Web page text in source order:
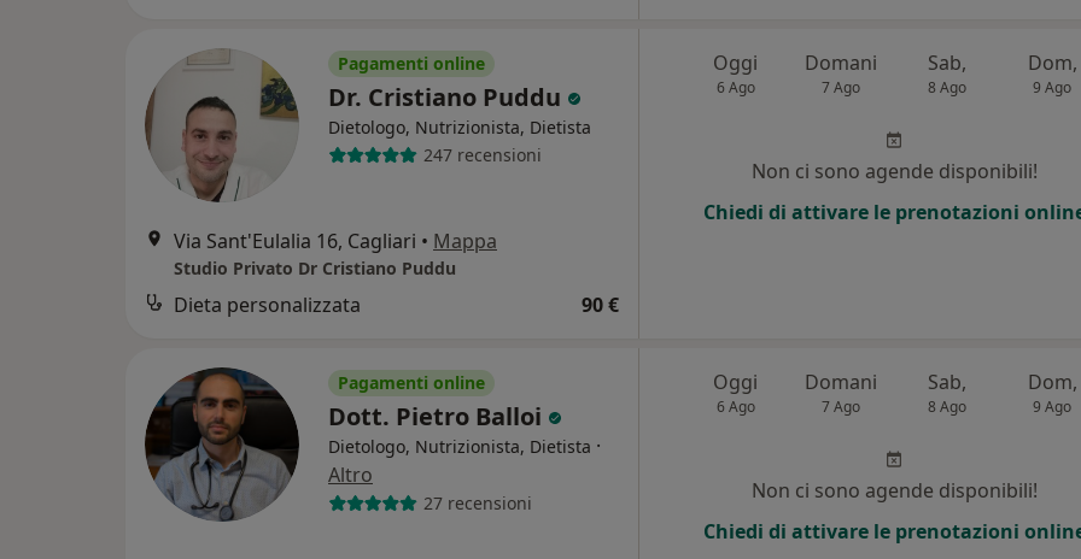
Pagamenti online
Dr. Cristiano Puddu
Dietologo, Nutrizionista, Dietista
247 recensioni
Via Sant'Eulalia 16, Cagliari • Mappa
Studio Privato Dr Cristiano Puddu
Dieta personalizzata 90 €
Oggi
6 Ago
Domani
7 Ago
Sab,
8 Ago
Dom,
9 Ago
Non ci sono agende disponibili!
Chiedi di attivare le prenotazioni
Pagamenti online
Dott. Pietro Balloi
Dietologo, Nutrizionista, Dietista ·
Altro
27 recensioni
Oggi
6 Ago
Domani
7 Ago
Sab,
8 Ago
Dom,
9 Ago
Non ci sono agende disponibili!
Chiedi di attivare le prenotazioni